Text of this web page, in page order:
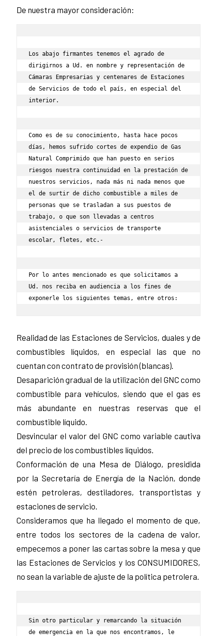
De nuestra mayor consideración:
Los abajo firmantes tenemos el agrado de
dirigirnos a Ud. en nombre y representación de
Cámaras Empresarias y centenares de Estaciones
de Servicios de todo el país, en especial del
interior.
Como es de su conocimiento, hasta hace pocos
días, hemos sufrido cortes de expendio de Gas
Natural Comprimido que han puesto en serios
riesgos nuestra continuidad en la prestación de
nuestros servicios, nada más ni nada menos que
el de surtir de dicho combustible a miles de
personas que se trasladan a sus puestos de
trabajo, o que son llevadas a centros
asistenciales o servicios de transporte
escolar, fletes, etc.-
Por lo antes mencionado es que solicitamos a
Ud. nos reciba en audiencia a los fines de
exponerle los siguientes temas, entre otros:
Realidad de las Estaciones de Servicios, duales y de
combustibles líquidos, en especial las que no
cuentan con contrato de provisión (blancas).
Desaparición gradual de la utilización del GNC como
combustible para vehículos, siendo que el gas es
más abundante en nuestras reservas que el
combustible líquido.
Desvincular el valor del GNC como variable cautiva
del precio de los combustibles líquidos.
Conformación de una Mesa de Diálogo, presidida
por la Secretaría de Energía de la Nación, donde
estén petroleras, destiladores, transportistas y
estaciones de servicio.
Consideramos que ha llegado el momento de que,
entre todos los sectores de la cadena de valor,
empecemos a poner las cartas sobre la mesa y que
las Estaciones de Servicios y los CONSUMIDORES,
no sean la variable de ajuste de la política petrolera.
Sin otro particular y remarcando la situación
de emergencia en la que nos encontramos, le